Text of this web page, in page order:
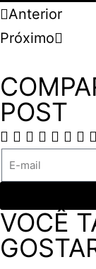
Anterior
Próximo
POST
VOCÊ